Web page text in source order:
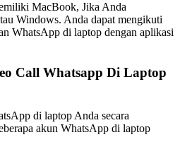
MacBook, Jika Anda
Windows. Anda dapat mengikuti
WhatsApp di laptop dengan aplikasi
Call Whatsapp Di Laptop
di laptop Anda secara
akun WhatsApp di laptop